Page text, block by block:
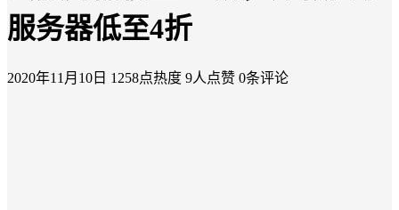
服务器低至4折
2020年11月10日 1258点热度 9人点赞 0条评论